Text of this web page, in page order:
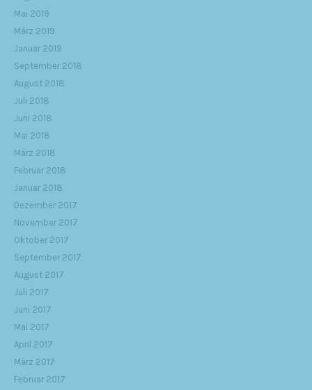
Mai 2019
März 2019
Januar 2019
September 2018
August 2018
Juli 2018
Juni 2018
Mai 2018
März 2018
Februar 2018
Januar 2018
Dezember 2017
November 2017
Oktober 2017
September 2017
August 2017
Juli 2017
Juni 2017
Mai 2017
April 2017
März 2017
Februar 2017